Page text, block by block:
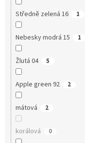
Středně zelená 16 1
Nebesky modrá 15 1
Žlutá 04 5
Apple green 92 2
mátová 2
korálová 0